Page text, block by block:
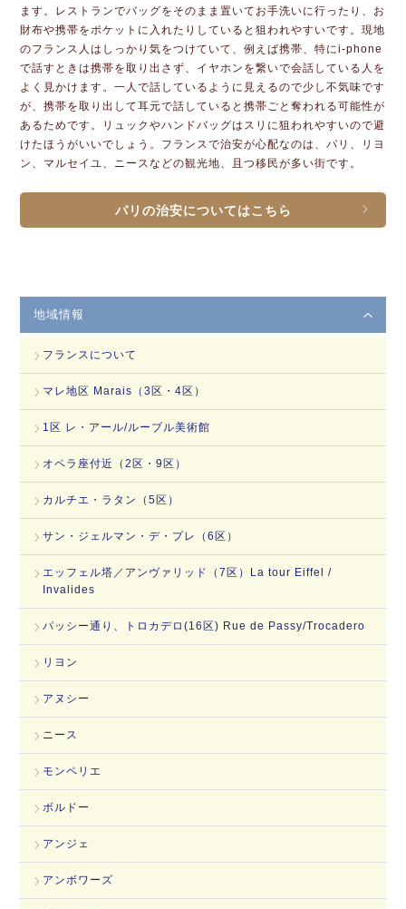
ます。レストランでバッグをそのまま置いてお手洗いに行ったり、お
財布や携帯をポケットに入れたりしていると狙われやすいです。現地
のフランス人はしっかり気をつけていて、例えば携帯、特にi-phone
で話すときは携帯を取り出さず、イヤホンを繋いで会話している人を
よく見かけます。一人で話しているように見えるので少し不気味です
が、携帯を取り出して耳元で話していると携帯ごと奪われる可能性が
あるためです。リュックやハンドバッグはスリに狙われやすいので避
けたほうがいいでしょう。フランスで治安が心配なのは、パリ、リヨ
ン、マルセイユ、ニースなどの観光地、且つ移民が多い街です。
パリの治安についてはこちら
地域情報
フランスについて
マレ地区 Marais（3区・4区）
1区 レ・アール/ルーブル美術館
オペラ座付近（2区・9区）
カルチエ・ラタン（5区）
サン・ジェルマン・デ・プレ（6区）
エッフェル塔／アンヴァリッド（7区）La tour Eiffel /
Invalides
パッシー通り、トロカデロ(16区) Rue de Passy/Trocadero
リヨン
アヌシー
ニース
モンペリエ
ボルドー
アンジェ
アンボワーズ